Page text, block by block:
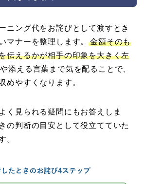
ニング代をお詫びとして渡すとき
マナーを整理します。金額そのも
伝えるかが相手の印象を大きく左
添える言葉まで気を配ることで、
めやすくなります。
く見られる疑問にもお答えしま
の判断の目安として役立てていた
。